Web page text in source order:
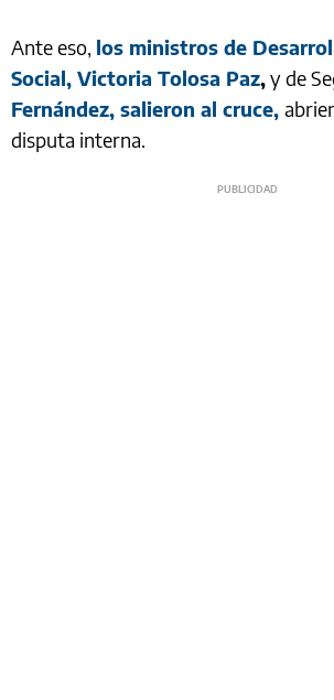
Ante eso, los ministros de
Social, Victoria Tolosa Paz,y de
Fernández, salieron al cruce,
disputa interna.